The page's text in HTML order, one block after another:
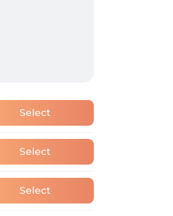
Select
Select
Select